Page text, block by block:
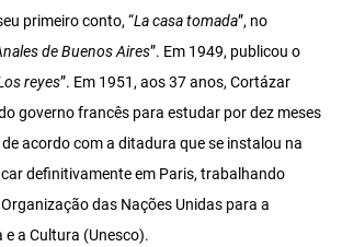
primeiro conto, “La casa tomada”, no
de Buenos Aires”. Em 1949, publicou o
reyes”. Em 1951, aos 37 anos, Cortázar
governo francês para estudar por dez meses
acordo com a ditadura que se instalou na
definitivamente em Paris, trabalhando
das Nações Unidas para a
e a Cultura (Unesco).